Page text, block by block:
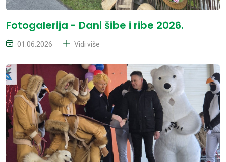
Fotogalerija - Dani šibe i ribe 2026.
01.06.2026 Vidi više